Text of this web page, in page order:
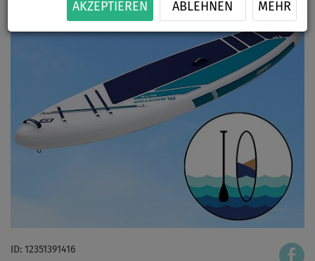
AKZEPTIEREN ABLEHNEN MEHR
ID: 12351391416